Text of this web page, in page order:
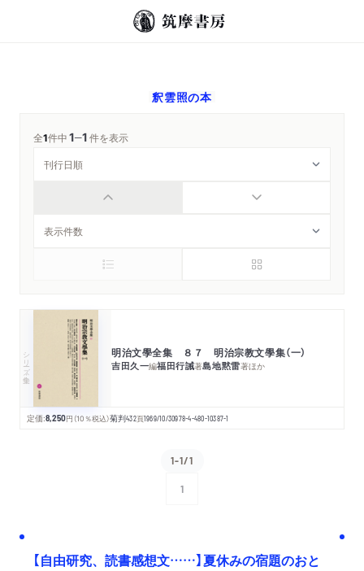
釈雲照の本
全1件中1─1件を表示
シリーズ・全集 明治文學全集 ８７ 明治宗教文學集（一）
吉田久一編福田行誡著島地黙雷著ほか
定価:8,250円 （10％税込）菊判432頁1969/10/30978-4-480-10387-1
1-1/1
1
【自由研究、読書感想文……】夏休みの宿題のおと